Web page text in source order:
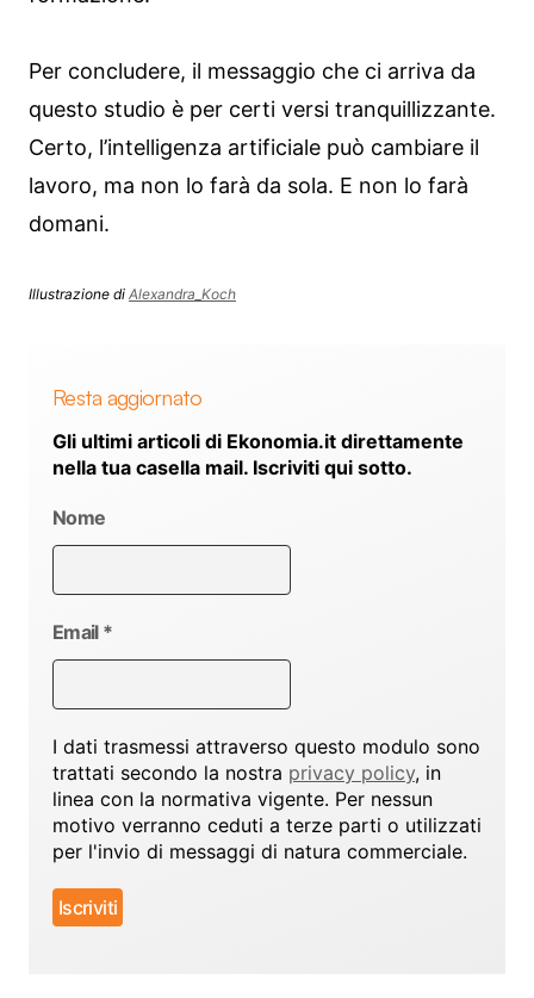
Per concludere, il messaggio che ci arriva da
questo studio è per certi versi tranquillizzante.
Certo, l’intelligenza artificiale può cambiare il
lavoro, ma non lo farà da sola. E non lo farà
domani.
Illustrazione di Alexandra_Koch
Resta aggiornato
Gli ultimi articoli di Ekonomia.it direttamente
nella tua casella mail. Iscriviti qui sotto.
Nome
Email *
I dati trasmessi attraverso questo modulo sono
trattati secondo la nostra privacy policy, in
linea con la normativa vigente. Per nessun
motivo verranno ceduti a terze parti o utilizzati
per l'invio di messaggi di natura commerciale.